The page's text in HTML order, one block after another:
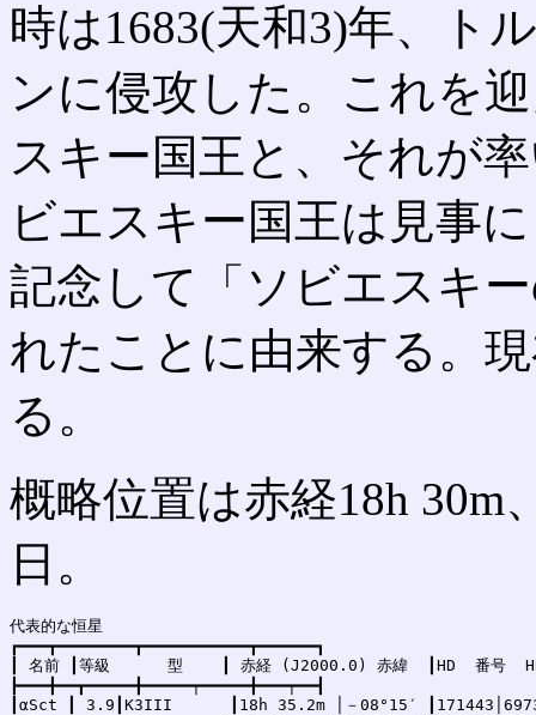
時は1683(天和3)年、ト
ンに侵攻した。これを
スキー国王と、それが
ビエスキー国王は見事
記念して「ソビエスキ
れたことに由来する。
る。
概略位置は赤経18h 30m
日。
代表的な恒星
┏━━━┳━━━━━━━━┳━━━━━━━━━━━┳━━━━━━┓
┃ 名前 ┃等級      型    ┃ 赤経 (J2000.0) 赤緯  ┃HD  番号
┣━━━╋━━┳━━━━━╋━━━━━┯━━━━━╋━━━┯━━┫
┃αSct ┃ 3.9┃K3III      ┃18h 35.2m │－08°15′